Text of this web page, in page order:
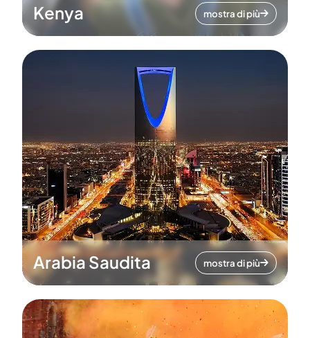
Kenya mostra di più
Arabia Saudita mostra di più